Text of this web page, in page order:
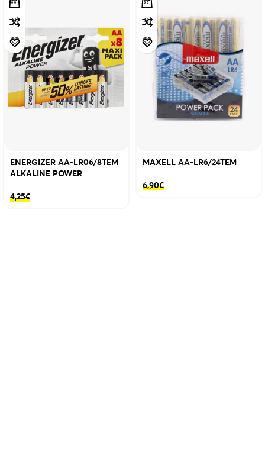
ENERGIZER AA-LR06/8TEM
ALKALINE POWER
4,25€
MAXELL AA-LR6/24TEM
6,90€